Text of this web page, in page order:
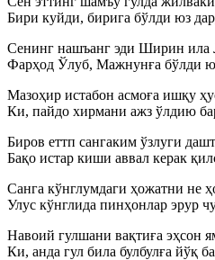
Бири куйди, бирига бўлди юз
Сенинг нашъанг эди Ширин ила
Фарҳод Ўлуб, Мажнунға бўлди
Мазоҳир истабон асмоға ишқу
Ки, пайдо хирмани ажз ўлдию
Биров еттп сангаким ўзлуги
Бақо истар киши аввал керак
Санга кўнглумдаги ҳожатни не
Улус кўнглида пинҳонлар эрур
Навоий гулшани вақтиға эҳсон
Ки, анда гул била булбулға йўқ